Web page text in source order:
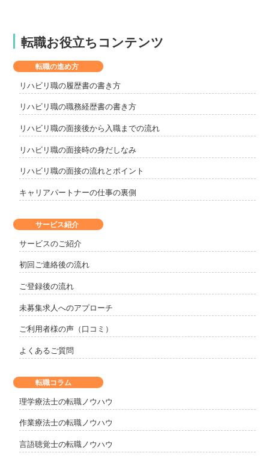
転職お役立ちコンテンツ
サービス紹介
サービスのご紹介
初回ご連絡後の流れ
ご登録後の流れ
未募集求人へのアプローチ
ご利用者様の声（口コミ）
よくあるご質問
転職の進め方
リハビリ職の履歴書の書き方
リハビリ職の職務経歴書の書き方
リハビリ職の面接後から入職までの流れ
リハビリ職の面接時の身だしなみ
リハビリ職の面接の流れとポイント
キャリアパートナーの仕事の裏側
転職コラム
理学療法士の転職ノウハウ
作業療法士の転職ノウハウ
言語聴覚士の転職ノウハウ